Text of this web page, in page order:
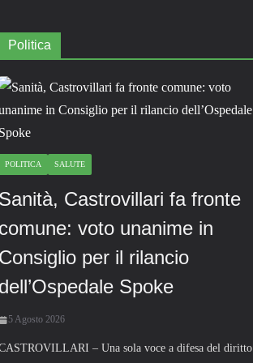
Politica
POLITICA SALUTE
Sanità, Castrovillari fa fronte
comune: voto unanime in
Consiglio per il rilancio
dell’Ospedale Spoke
5 Agosto 2026
– Una sola voce a difesa del diritto